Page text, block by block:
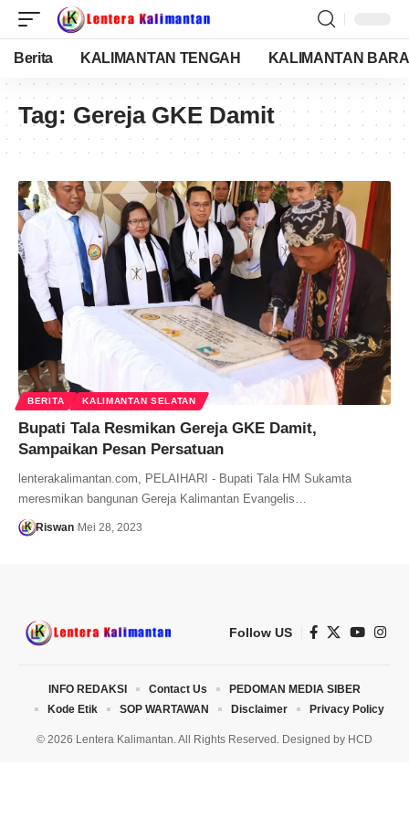
Berita KALIMANTAN TENGAH KALIMANTAN
Tag: Gereja GKE Damit
BERITA KALIMANTAN SELATAN
Bupati Tala Resmikan Gereja GKE Damit,
Sampaikan Pesan Persatuan
lenterakalimantan.com, PELAIHARI - Bupati Tala HM Sukamta
meresmikan bangunan Gereja Kalimantan Evangelis…
Riswan Mei 28, 2023
Follow US
© 2026 Lentera Kalimantan. All Rights Reserved. Designed by HCD
INFO REDAKSI Contact Us
PEDOMAN MEDIA SIBER
Kode Etik
SOP WARTAWAN Disclaimer Privacy Policy